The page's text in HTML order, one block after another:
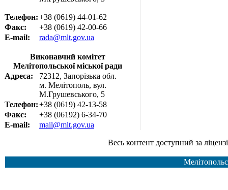
Телефон:+38 (0619) 44-01-62
Факс:
+38 (0619) 42-00-66
E-mail:
rada@mlt.gov.ua
Виконавчий комітет
Мелітопольської міської ради
Адреса:
72312, Запорізька обл.
м. Мелітополь, вул.
М.Грушевського, 5
Телефон:+38 (0619) 42-13-58
Факс:
+38 (06192) 6-34-70
E-mail:
mail@mlt.gov.ua
Весь контент доступний за ліцензією Creative